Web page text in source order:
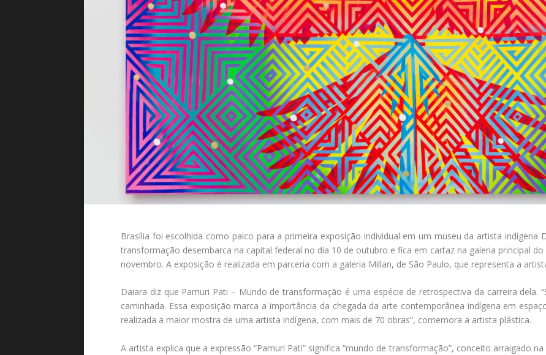
Brasília foi escolhida como palco para a primeira exposição individual em um museu da artista indígena
transformação desembarca na capital federal no dia 10 de outubro e fica em cartaz na galeria principal
novembro. A exposição é realizada em parceria com a galeria Millan, de São Paulo, que representa a
Daiara diz que Pamuri Pati – Mundo de transformação é uma espécie de retrospectiva da carreira dela.
caminhada. Essa exposição marca a importância da chegada da arte contemporânea indígena em
realizada a maior mostra de uma artista indígena, com mais de 70 obras”, comemora a artista plástica.
A artista explica que a expressão “Pamuri Pati” significa “mundo de transformação”, conceito arraigado